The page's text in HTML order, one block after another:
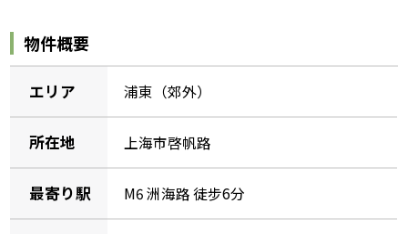
物件概要
エリア 浦東（郊外）
所在地 上海市啓帆路
最寄り駅 M6 洲海路 徒步6分